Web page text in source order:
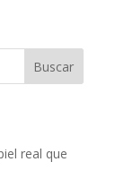
Buscar
real que